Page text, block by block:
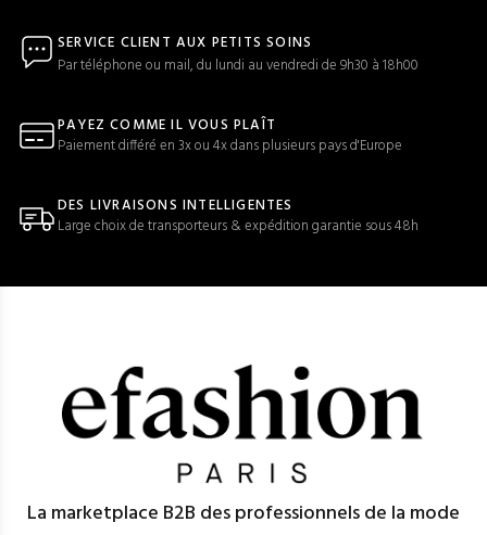
SERVICE CLIENT AUX PETITS SOINS
Par téléphone ou mail, du lundi au vendredi de 9h30 à 18h00
PAYEZ COMME IL VOUS PLAÎT
Paiement différé en 3x ou 4x dans plusieurs pays d'Europe
DES LIVRAISONS INTELLIGENTES
Large choix de transporteurs & expédition garantie sous 48h
La marketplace B2B des professionnels de la mode